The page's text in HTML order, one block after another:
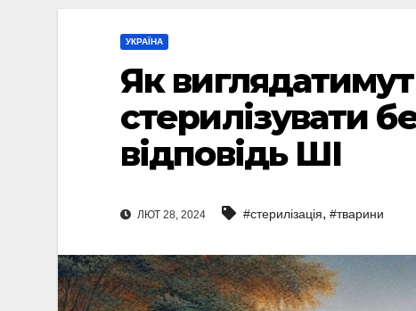
УКРАЇНА
Як
стерилізувати
відповідь ШІ
ЛЮТ 28, 2024 #стерилізація, #тварини